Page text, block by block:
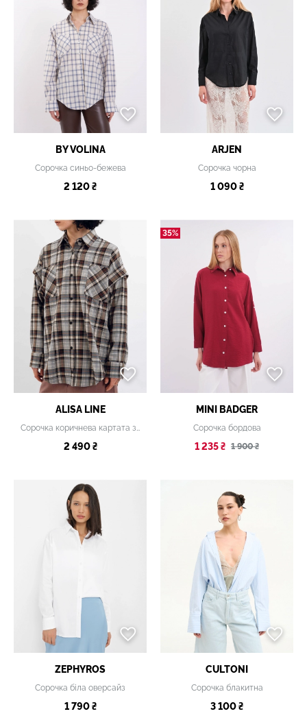
BY VOLINA
Сорочка синьо-бежева
2 120 ₴
ARJEN
Сорочка чорна
1 090 ₴
ALISA LINE
Сорочка коричнева картата з відстібними рукавами
2 490 ₴
35%
MINI BADGER
Сорочка бордова
1 235 ₴ 1 900 ₴
ZEPHYROS
Сорочка біла оверсайз
1 790 ₴
CULTONI
Сорочка блакитна
3 100 ₴